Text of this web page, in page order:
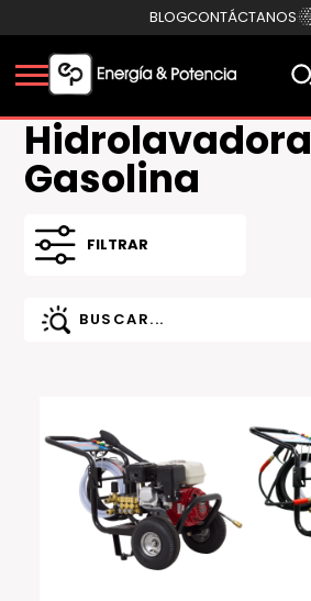
BLOGCONTÁCTANOS
Hidrolavadora
Gasolina
FILTRAR